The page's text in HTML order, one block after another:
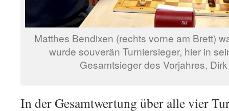
Matthes Bendixen (rechts vorne am Brett)
wurde souverän Turniersieger, hier in
Gesamtsieger des Vorjahres,
In der Gesamtwertung über alle vier